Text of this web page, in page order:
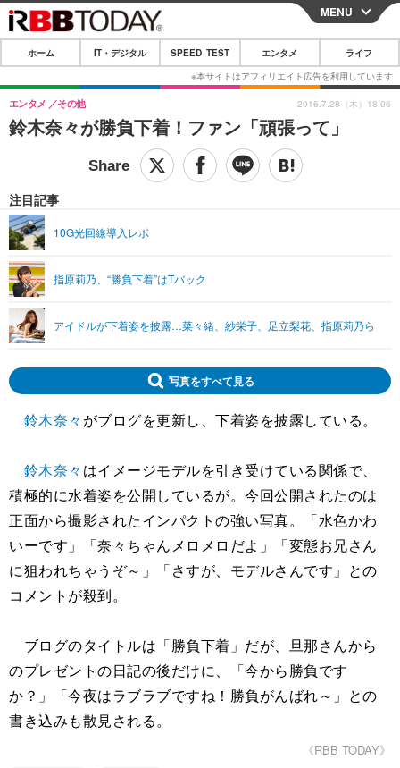
CLOSE
ホーム
IT・デジタル
IT・デジタルTOP スマートフォン
ネタ ガジェット・ツール
SPEED TEST
音楽
ライフ
ペット
その他
リリース一覧
プッシュ通知の停止方法
MENU
ホーム IT・デジタル SPEED TEST エンタメ ライフ
鈴木奈々が勝負下着！ファン「頑張って」
エンタメ その他
注目記事
10G光回線導入レポ
指原莉乃、“勝負下着”はTバック
アイドルが下着姿を披露…菜々緒、紗栄子、足立梨花、指原莉乃ら
2016.7.28（木）18:06
写真をすべて見る
鈴木奈々 がブログを更新し、下着姿を披露している。
鈴木奈々 はイメージモデルを引き受けている関係で、
積極的に水着姿を公開しているが。今回公開されたのは
正面から撮影されたインパクトの強い写真。「水色かわ
いーです」「奈々ちゃんメロメロだよ」「変態お兄さん
に狙われちゃうぞ～」「さすが、モデルさんです」との
コメントが殺到。
ブログのタイトルは「勝負下着」だが、旦那さんから
のプレゼントの日記の後だけに、「今から勝負です
か？」「今夜はラブラブですね！勝負がんばれ～」との
書き込みも散見される。
《RBB TODAY》